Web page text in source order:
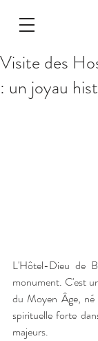
Visite des
: un joyau
L'Hôtel-Dieu de
monument. C'est
du Moyen Âge,
spirituelle forte
majeurs.